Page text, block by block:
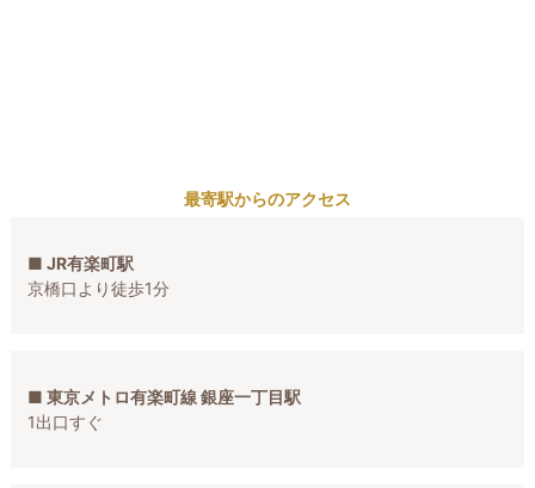
最寄駅からのアクセス
■ JR有楽町駅
京橋口より徒歩1分
■ 東京メトロ有楽町線 銀座一丁目駅
1出口すぐ